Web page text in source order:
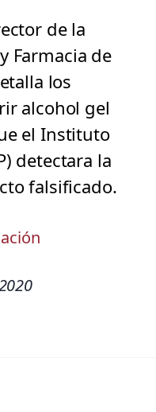
de la
Farmacia de
los
alcohol gel
el Instituto
detectara la
falsificado.